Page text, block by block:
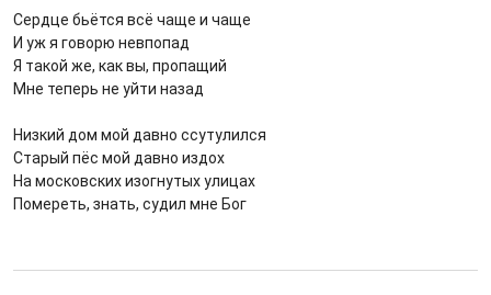
Сердце бьётся всё чаще и чаще
И уж я говорю невпопад
Я такой же, как вы, пропащий
Мне теперь не уйти назад
Низкий дом мой давно ссутулился
Старый пёс мой давно издох
На московских изогнутых улицах
Помереть, знать, судил мне Бог